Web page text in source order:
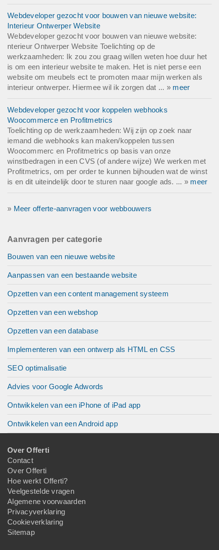
Webdeveloper gezocht voor bouwen van nieuwe website:
Interieur Ontwerper Website
Webdeveloper gezocht voor bouwen van nieuwe website:
nterieur Ontwerper Website Toelichting op de
werkzaamheden: Ik zou zou graag willen weten hoe duur het
is om een interieur website te maken. Het is niet perse een
website om meubels ect te promoten maar mijn werken als
interieur ontwerper. Hiermee wil ik zorgen dat ... » meer
Webdeveloper gezocht voor koppelen webhooks
Woocommerce en Profitmetrics
Toelichting op de werkzaamheden: Wij zijn op zoek naar
iemand die webhooks kan maken/koppelen tussen
Woocommerc en Profitmetrics op basis van onze
winstbedragen in een CVS (of andere wijze) We werken met
Profitmetrics, om per order te kunnen bijhouden wat de winst
is en dit uiteindelijk door te sturen naar google ads. ... » meer
» Meer offerte-aanvragen voor webbouwers
Aanvragen per categorie
Bouwen van een nieuwe website
Aanpassen van een bestaande website
Opzetten van een content management systeem
Opzetten van een webshop
Opzetten van een database
Implementeren van een ontwerp als HTML en CSS
SEO optimalisatie
Advies voor Google Adwords
Ontwikkelen van een iPhone of iPad app
Ontwikkelen van een Android app
Over Offerti
Contact
Over Offerti
Hoe werkt Offerti?
Veelgestelde vragen
Algemene voorwaarden
Privacyverklaring
Cookieverklaring
Sitemap